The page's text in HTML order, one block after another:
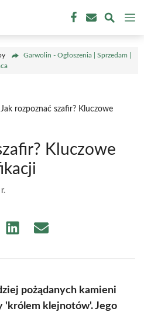
Garwolin - Ogłoszenia | Sprzedam |
Jak rozpoznać szafir? Kluczowe
Kluczowe
Share Share
pożądanych kamieni
'królem klejnotów'. Jego